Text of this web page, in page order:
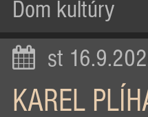
Dom kultúry
st
KAREL